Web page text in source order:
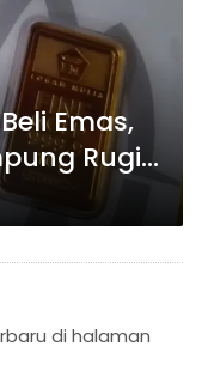
Emas,
Rugi
di halaman